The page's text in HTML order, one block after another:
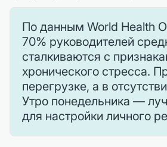
По данным World Health
70% руководителей
сталкиваются с
хронического стресса.
перегрузке, а в
Утро понедельника —
для настройки личного